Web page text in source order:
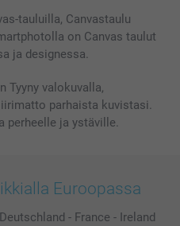
tauluilla, Canvastaulu
on Canvas taulut
ja designessa.
Tyyny valokuvalla,
parhaista kuvistasi.
perheelle ja ystäville.
Euroopassa
Deutschland - France - Ireland